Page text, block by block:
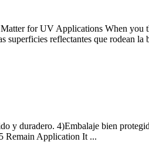
for UV Applications When you
superficies reflectantes que rodean
y duradero. 4)Embalaje bien
Remain Application It ...